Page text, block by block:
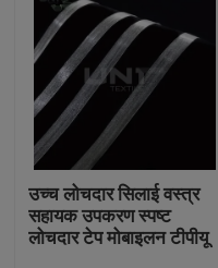
उच्च लोचदार सिलाई वस्त्र
सहायक उपकरण स्पष्ट
लोचदार टेप मोबाइलन टीपीयू